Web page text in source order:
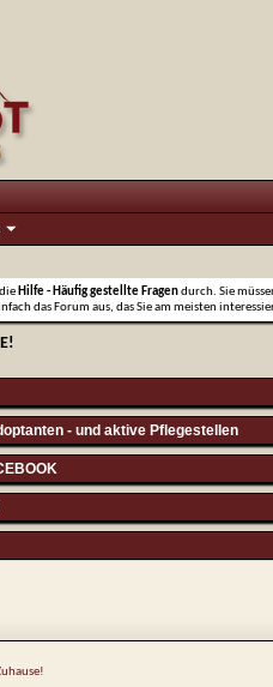
Hilfe - Häufig gestellte Fragendurch. Sie
das Forum aus, das Sie am meisten
- und aktive Pflegestellen